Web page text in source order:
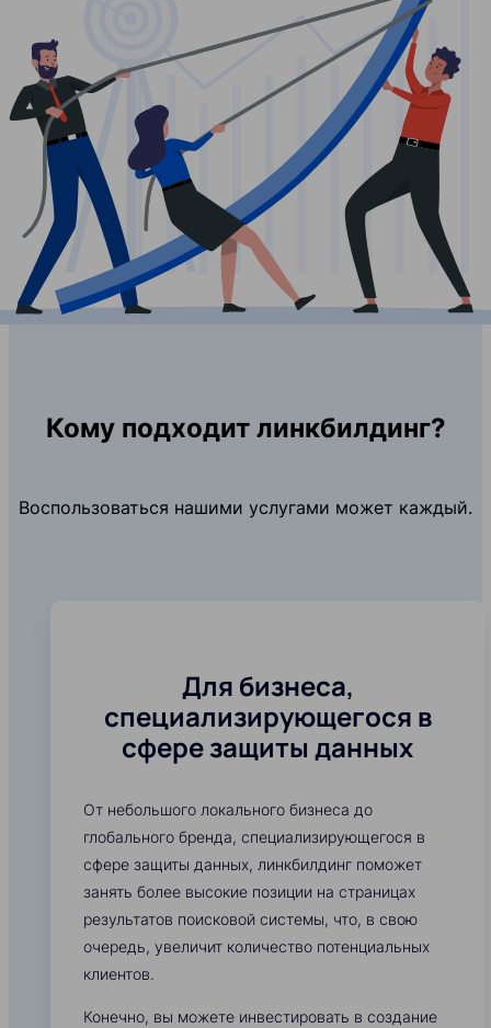
Кому подходит линкбилдинг?
Воспользоваться нашими услугами может каждый.
Для бизнеса,
специализирующегося в
сфере защиты данных
От небольшого локального бизнеса до
глобального бренда, специализирующегося в
сфере защиты данных, линкбилдинг поможет
занять более высокие позиции на страницах
результатов поисковой системы, что, в свою
очередь, увеличит количество потенциальных
клиентов.
Конечно, вы можете инвестировать в создание